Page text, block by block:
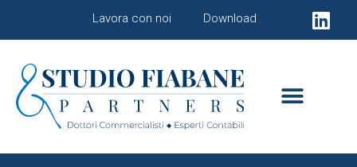
Lavora con noi Download